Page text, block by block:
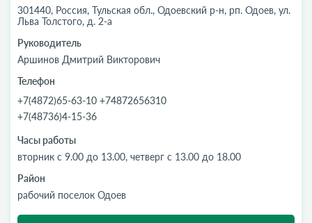
301440, Россия, Тульская обл., Одоевский р-н, рп. Одоев, ул.
Льва Толстого, д. 2-а
Руководитель
Аршинов Дмитрий Викторович
Телефон
+7(4872)65-63-10 +74872656310
+7(48736)4-15-36
Часы работы
вторник с 9.00 до 13.00, четверг с 13.00 до 18.00
Район
рабочий поселок Одоев